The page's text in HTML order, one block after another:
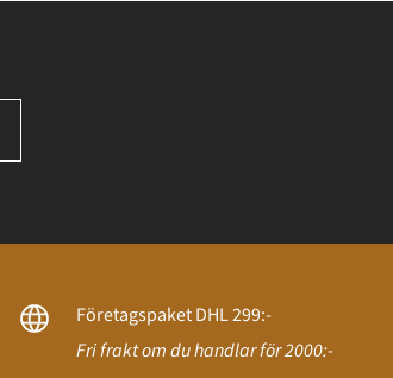
Företagspaket DHL 299:-
Fri frakt om du handlar för 2000:-